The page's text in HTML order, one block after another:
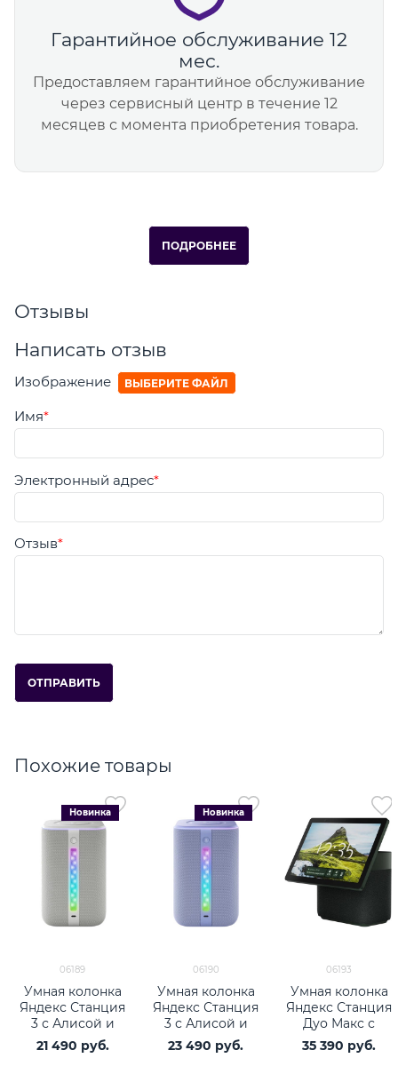
Гарантийное обслуживание 12
мес.
Предоставляем гарантийное обслуживание
через сервисный центр в течение 12
месяцев с момента приобретения товара.
ПОДРОБНЕЕ
Отзывы
Написать отзыв
Изображение ВЫБЕРИТЕ ФАЙЛ
Имя
Электронный адрес
Отзыв
Похожие товары
Новинка
06189
Умная колонка
Яндекс Станция
3 с Алисой и
Zigbee, серый
21 490 руб.
Новинка
06190
Умная колонка
Яндекс Станция
3 с Алисой и
Zigbee,
фиолетовый
23 490 руб.
06193
Умная колонка
Яндекс Станция
Дуо Макс с
Zigbee, изумруд
35 390 руб.